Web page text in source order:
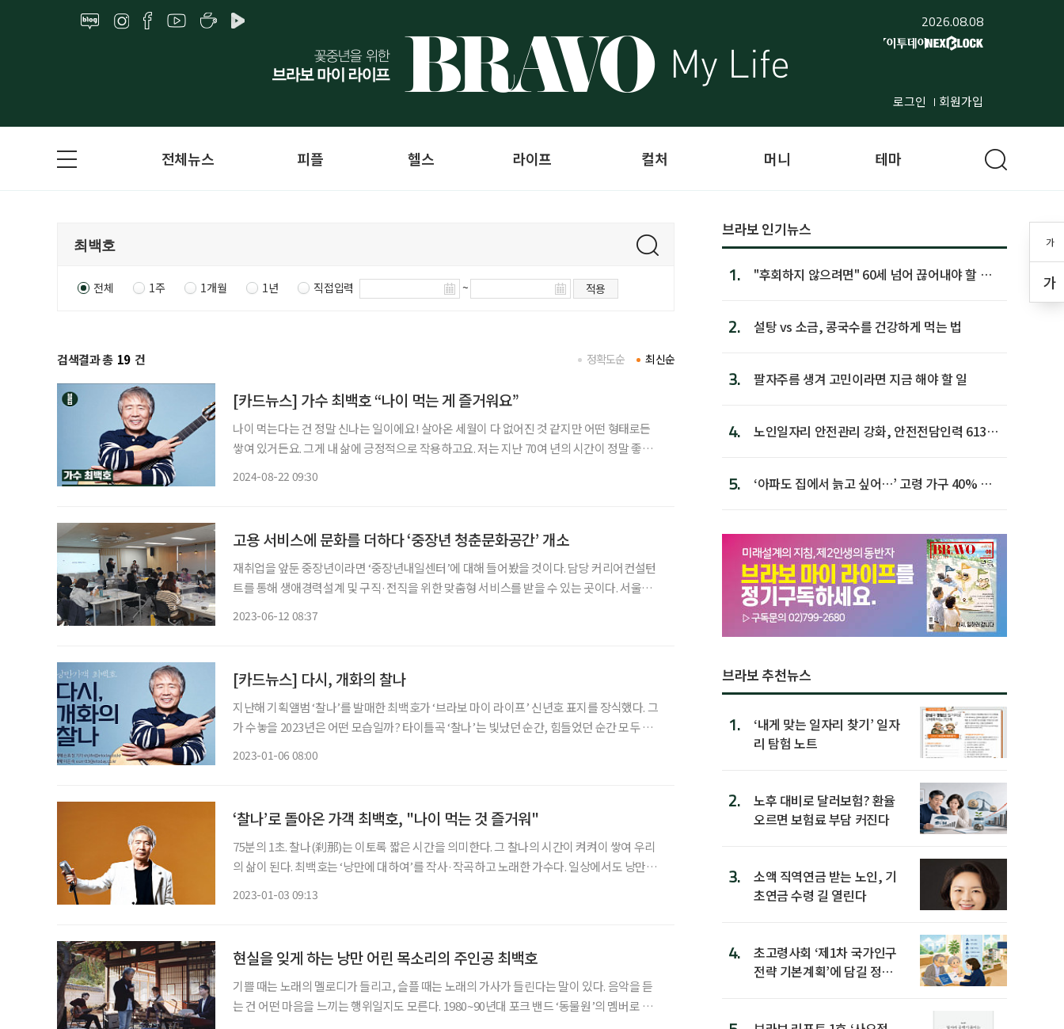
2026.08.08
로그인 회원가입
가
가
전체뉴스 피플 헬스 라이프 컬처 머니 테마
전체 1주 1개월 1년 직접입력 ~ 적용
검색결과 총 19 건 최신순
정확도순
[카드뉴스] 가수 최백호 “나이 먹는 게 즐거워요”
나이 먹는다는 건 정말 신나는 일이에요! 살아온 세월이 다 없어진 것 같지만 어떤 형태로든
쌓여 있거든요. 그게 내 삶에 긍정적으로 작용하고요. 저는 지난 70여 년의 시간이 정말 좋았
2024-08-22 09:30
고용 서비스에 문화를 더하다 ‘중장년 청춘문화공간’ 개소
재취업을 앞둔 중장년이라면 ‘중장년내일센터’에 대해 들어봤을 것이다. 담당 커리어컨설턴
트를 통해 생애경력설계 및 구직·전직을 위한 맞춤형 서비스를 받을 수 있는 곳이다. 서울부
2023-06-12 08:37
[카드뉴스] 다시, 개화의 찰나
지난해 기획앨범 ‘찰나’를 발매한 최백호가 ‘브라보 마이 라이프’ 신년호 표지를 장식했다. 그
가 수놓을 2023년은 어떤 모습일까? 타이틀곡 ‘찰나’는 빛났던 순간, 힘들었던 순간 모두 인
2023-01-06 08:00
‘찰나’로 돌아온 가객 최백호, "나이 먹는 것 즐거워"
75분의 1초. 찰나(刹那)는 이토록 짧은 시간을 의미한다. 그 찰나의 시간이 켜켜이 쌓여 우리
의 삶이 된다. 최백호는 ‘낭만에 대하여’를 작사·작곡하고 노래한 가수다. 일상에서도 낭만을
2023-01-03 09:13
현실을 잊게 하는 낭만 어린 목소리의 주인공 최백호
기쁠 때는 노래의 멜로디가 들리고, 슬플 때는 노래의 가사가 들린다는 말이 있다. 음악을 듣
는 건 어떤 마음을 느끼는 행위일지도 모른다. 1980~90년대 포크 밴드 ‘동물원’의 멤버로 활
브라보 인기뉴스
1.
"후회하지 않으려면" 60세 넘어 끊어내야 할 사
2. 설탕 vs 소금, 콩국수를 건강하게 먹는 법
3. 팔자주름 생겨 고민이라면 지금 해야 할 일
4.
노인일자리 안전관리 강화, 안전전담인력 613명
5.
‘아파도 집에서 늙고 싶어…’ 고령 가구 40% 노
브라보 추천뉴스
1.
‘내게 맞는 일자리 찾기’ 일자
리 탐험 노트
2.
노후 대비로 달러보험? 환율
오르면 보험료 부담 커진다
3.
소액 직역연금 받는 노인, 기
초연금 수령 길 열린다
4.
초고령사회 ‘제1차 국가인구
전략 기본계획’에 담길 정책